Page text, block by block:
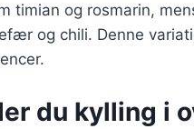
timian og rosmarin,
og chili. Denne
du kylling i